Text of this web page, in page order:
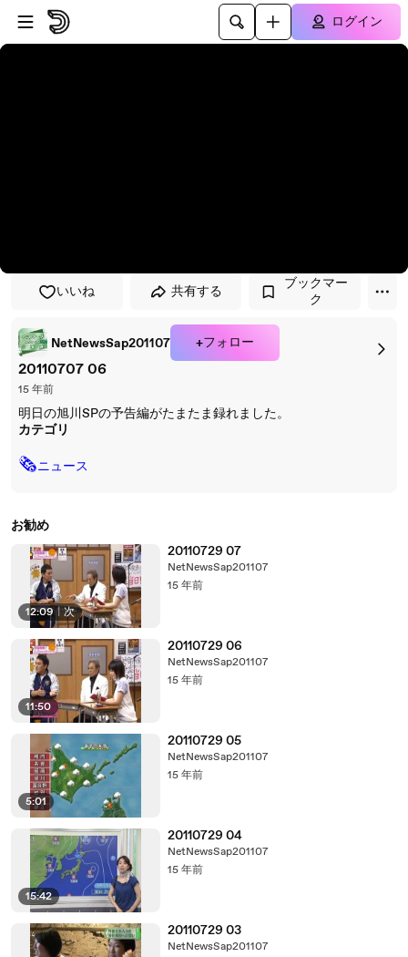
プレイヤーにスキップ
メインコンテンツにスキップ
ログイン
いいね 共有する
ブックマー
ク
NetNewsSap201107 +フォロー
20110707 06
15 年前
明日の旭川SPの予告編がたまたま録れました。
カテゴリ
🗞ニュース
お勧め
12:09 | 次
20110729 07
NetNewsSap201107
15 年前
11:50
20110729 06
NetNewsSap201107
15 年前
5:01
20110729 05
NetNewsSap201107
15 年前
15:42
20110729 04
NetNewsSap201107
15 年前
20110729 03
NetNewsSap201107